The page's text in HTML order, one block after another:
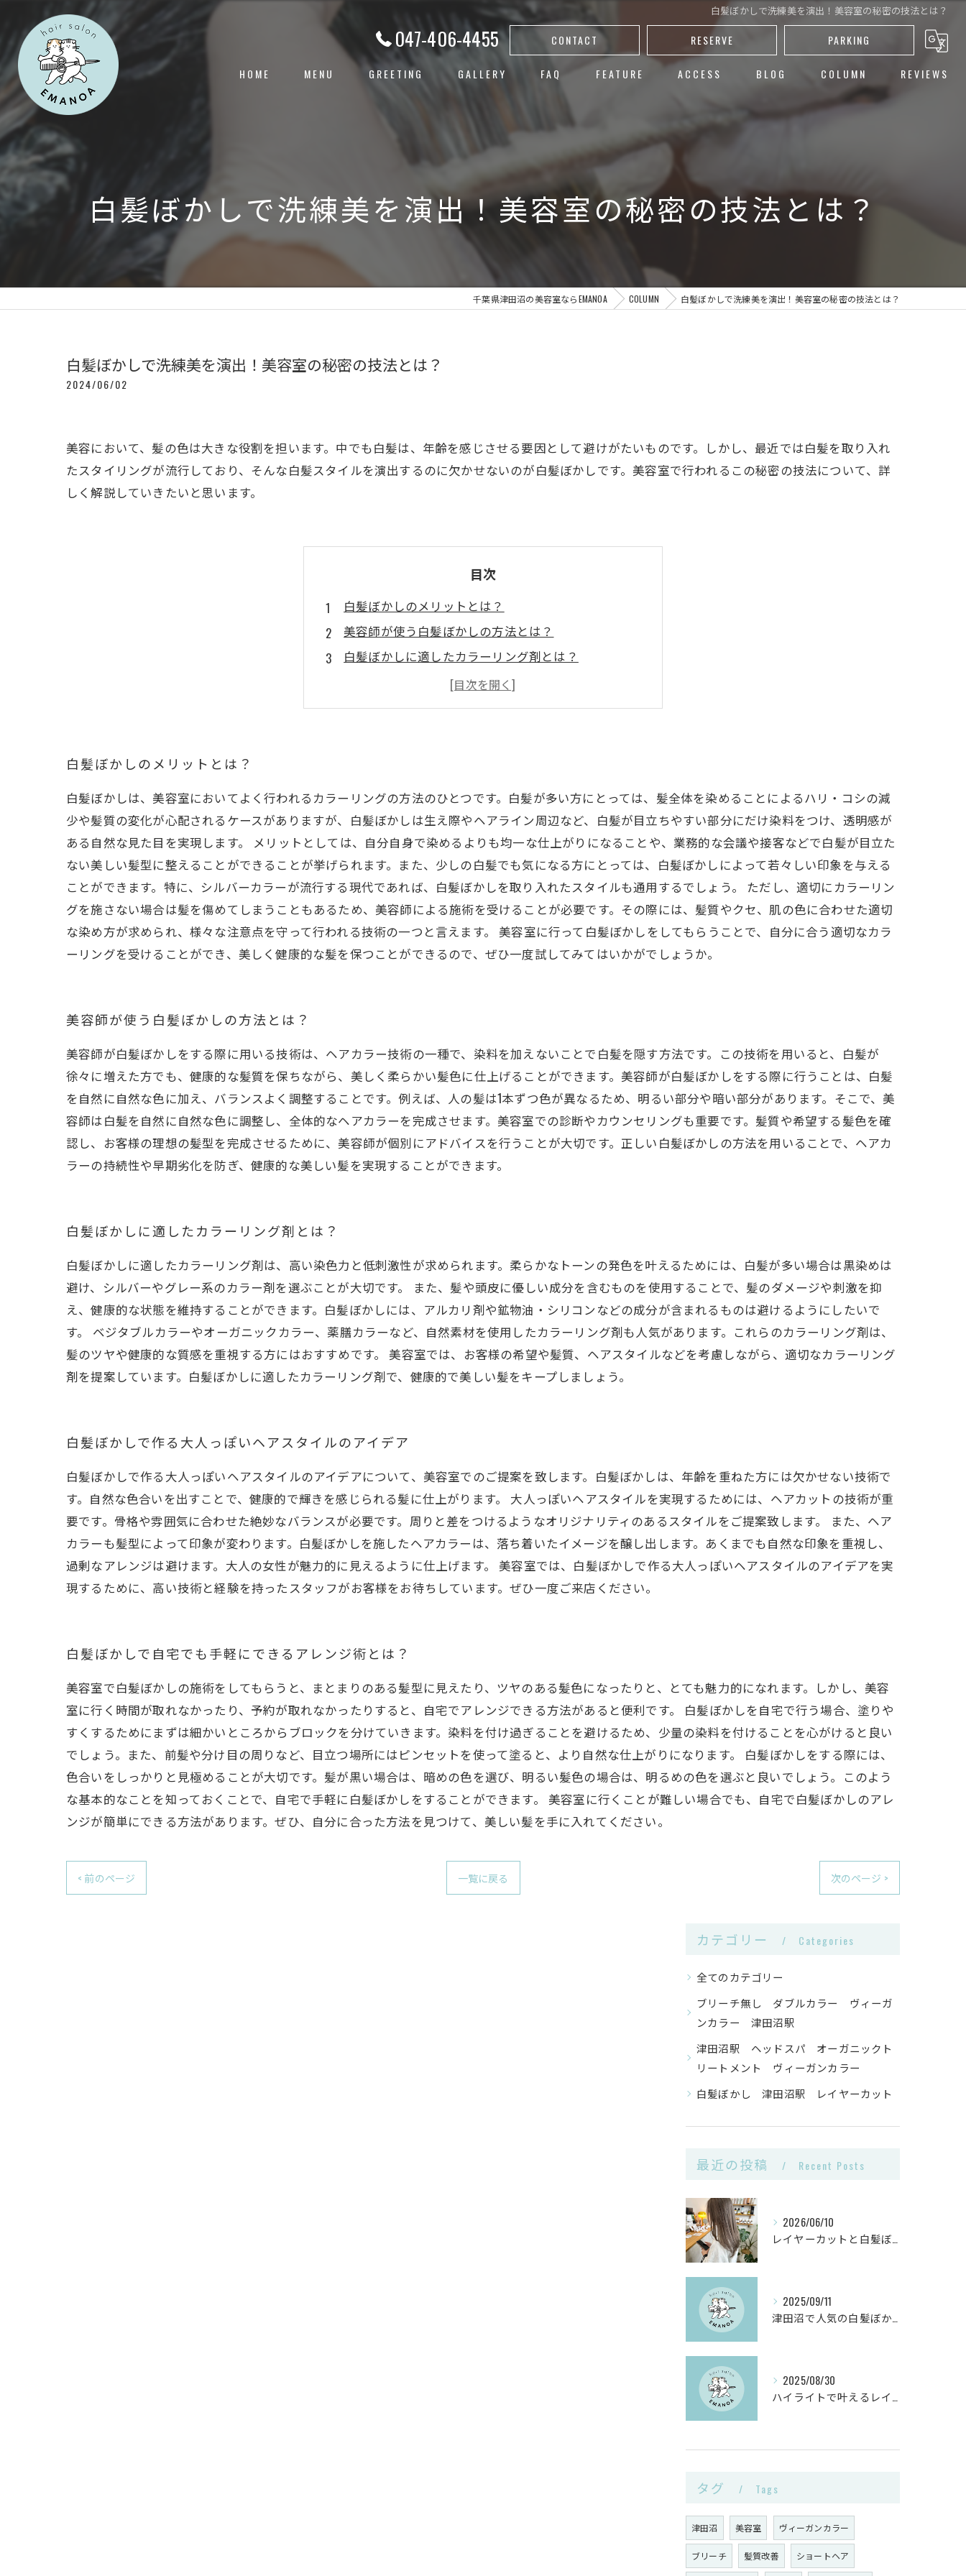
白髪ぼかしで洗練美を演出！美容室の秘密の技法とは？
047-406-4455 CONTACT RESERVE PARKING
HOME MENU GREETING GALLERY FAQ FEATURE
ハイライト
ヘアカラー
レイヤーカット
ACCESS BLOG COLUMN REVIEWS
白髪ぼかしで洗練美を演出！美容室の秘密の技法とは？
千葉県津田沼の美容室ならEMANOA COLUMN 白髪ぼかしで洗練美を演出！美容室の秘密の技法とは？
白髪ぼかしで洗練美を演出！美容室の秘密の技法とは？
2024/06/02
美容において、髪の色は大きな役割を担います。中でも白髪は、年齢を感じさせる要因として避けがたいものです。しかし、最近では白髪を取り入れ
たスタイリングが流行しており、そんな白髪スタイルを演出するのに欠かせないのが白髪ぼかしです。美容室で行われるこの秘密の技法について、詳
しく解説していきたいと思います。
目次
白髪ぼかしのメリットとは？
美容師が使う白髪ぼかしの方法とは？
白髪ぼかしに適したカラーリング剤とは？
白髪ぼかしで作る大人っぽいヘアスタイルのアイデア
白髪ぼかしで自宅でも手軽にできるアレンジ術とは？
白髪ぼかしのメリットとは？
白髪ぼかしは、美容室においてよく行われるカラーリングの方法のひとつです。白髪が多い方にとっては、髪全体を染めることによるハリ・コシの減
少や髪質の変化が心配されるケースがありますが、白髪ぼかしは生え際やヘアライン周辺など、白髪が目立ちやすい部分にだけ染料をつけ、透明感が
ある自然な見た目を実現します。 メリットとしては、自分自身で染めるよりも均一な仕上がりになることや、業務的な会議や接客などで白髪が目立た
ない美しい髪型に整えることができることが挙げられます。また、少しの白髪でも気になる方にとっては、白髪ぼかしによって若々しい印象を与える
ことができます。特に、シルバーカラーが流行する現代であれば、白髪ぼかしを取り入れたスタイルも通用するでしょう。 ただし、適切にカラーリン
グを施さない場合は髪を傷めてしまうこともあるため、美容師による施術を受けることが必要です。その際には、髪質やクセ、肌の色に合わせた適切
な染め方が求められ、様々な注意点を守って行われる技術の一つと言えます。 美容室に行って白髪ぼかしをしてもらうことで、自分に合う適切なカラ
ーリングを受けることができ、美しく健康的な髪を保つことができるので、ぜひ一度試してみてはいかがでしょうか。
美容師が使う白髪ぼかしの方法とは？
美容師が白髪ぼかしをする際に用いる技術は、ヘアカラー技術の一種で、染料を加えないことで白髪を隠す方法です。この技術を用いると、白髪が
徐々に増えた方でも、健康的な髪質を保ちながら、美しく柔らかい髪色に仕上げることができます。美容師が白髪ぼかしをする際に行うことは、白髪
を自然に自然な色に加え、バランスよく調整することです。例えば、人の髪は1本ずつ色が異なるため、明るい部分や暗い部分があります。そこで、美
容師は白髪を自然に自然な色に調整し、全体的なヘアカラーを完成させます。美容室での診断やカウンセリングも重要です。髪質や希望する髪色を確
認し、お客様の理想の髪型を完成させるために、美容師が個別にアドバイスを行うことが大切です。正しい白髪ぼかしの方法を用いることで、ヘアカ
ラーの持続性や早期劣化を防ぎ、健康的な美しい髪を実現することができます。
白髪ぼかしに適したカラーリング剤とは？
白髪ぼかしに適したカラーリング剤は、高い染色力と低刺激性が求められます。柔らかなトーンの発色を叶えるためには、白髪が多い場合は黒染めは
避け、シルバーやグレー系のカラー剤を選ぶことが大切です。 また、髪や頭皮に優しい成分を含むものを使用することで、髪のダメージや刺激を抑
え、健康的な状態を維持することができます。白髪ぼかしには、アルカリ剤や鉱物油・シリコンなどの成分が含まれるものは避けるようにしたいで
す。 ベジタブルカラーやオーガニックカラー、薬膳カラーなど、自然素材を使用したカラーリング剤も人気があります。これらのカラーリング剤は、
髪のツヤや健康的な質感を重視する方にはおすすめです。 美容室では、お客様の希望や髪質、ヘアスタイルなどを考慮しながら、適切なカラーリング
剤を提案しています。白髪ぼかしに適したカラーリング剤で、健康的で美しい髪をキープしましょう。
白髪ぼかしで作る大人っぽいヘアスタイルのアイデア
白髪ぼかしで作る大人っぽいヘアスタイルのアイデアについて、美容室でのご提案を致します。白髪ぼかしは、年齢を重ねた方には欠かせない技術で
す。自然な色合いを出すことで、健康的で輝きを感じられる髪に仕上がります。 大人っぽいヘアスタイルを実現するためには、ヘアカットの技術が重
要です。骨格や雰囲気に合わせた絶妙なバランスが必要です。周りと差をつけるようなオリジナリティのあるスタイルをご提案致します。 また、ヘア
カラーも髪型によって印象が変わります。白髪ぼかしを施したヘアカラーは、落ち着いたイメージを醸し出します。あくまでも自然な印象を重視し、
過剰なアレンジは避けます。大人の女性が魅力的に見えるように仕上げます。 美容室では、白髪ぼかしで作る大人っぽいヘアスタイルのアイデアを実
現するために、高い技術と経験を持ったスタッフがお客様をお待ちしています。ぜひ一度ご来店ください。
白髪ぼかしで自宅でも手軽にできるアレンジ術とは？
美容室で白髪ぼかしの施術をしてもらうと、まとまりのある髪型に見えたり、ツヤのある髪色になったりと、とても魅力的になれます。しかし、美容
室に行く時間が取れなかったり、予約が取れなかったりすると、自宅でアレンジできる方法があると便利です。 白髪ぼかしを自宅で行う場合、塗りや
すくするためにまずは細かいところからブロックを分けていきます。染料を付け過ぎることを避けるため、少量の染料を付けることを心がけると良い
でしょう。また、前髪や分け目の周りなど、目立つ場所にはピンセットを使って塗ると、より自然な仕上がりになります。 白髪ぼかしをする際には、
色合いをしっかりと見極めることが大切です。髪が黒い場合は、暗めの色を選び、明るい髪色の場合は、明るめの色を選ぶと良いでしょう。このよう
な基本的なことを知っておくことで、自宅で手軽に白髪ぼかしをすることができます。 美容室に行くことが難しい場合でも、自宅で白髪ぼかしのアレ
ンジが簡単にできる方法があります。ぜひ、自分に合った方法を見つけて、美しい髪を手に入れてください。
< 前のページ 一覧に戻る 次のページ >
カテゴリー Categories
全てのカテゴリー
ブリーチ無し ダブルカラー ヴィーガ
ンカラー 津田沼駅
津田沼駅 ヘッドスパ オーガニックト
リートメント ヴィーガンカラー
白髪ぼかし 津田沼駅 レイヤーカット
最近の投稿 Recent Posts
2026/06/10
レイヤーカットと白髪ぼかしカラーで千葉県船橋市の髪悩みを解決
2025/09/11
津田沼で人気の白髪ぼかしヘアサロンとは？
2025/08/30
ハイライトで叶えるレイヤーカットと白髪ぼかしのヴィーガンカラー活用術
タグ Tags
津田沼 美容室 ヴィーガンカラー
ブリーチ 髪質改善 ショートヘア